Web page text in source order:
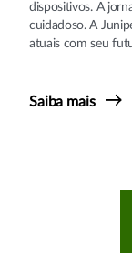
dispositivos. A
cuidadoso. A
atuais com seu
Saiba mais